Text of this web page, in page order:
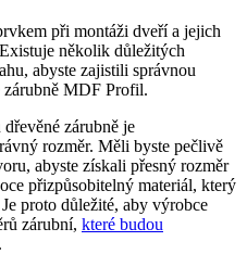
při montáži dveří a jejich
několik důležitých
abyste zajistili správnou
zárubně MDF Profil.
zárubně je
rozměr. Měli byste pečlivě
abyste získali přesný rozměr
přizpůsobitelný materiál, který
proto důležité, aby výrobce
zárubní, které budou
.